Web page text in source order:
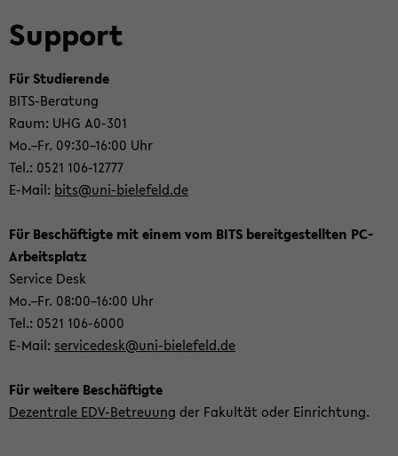
Sup­port
Für Stu­die­ren­de
BITS-​Beratung
Raum: UHG A0-​301
Mo.–Fr. 09:30–16:00 Uhr
Tel.: 0521 106-​12777
E-​Mail: bits@uni-​bielefeld.de
Für Be­schäf­tig­te mit einem vom BITS be­reit­ge­stell­ten PC-​
Arbeitsplatz
Ser­vice Desk
Mo.–Fr. 08:00–16:00 Uhr
Tel.: 0521 106-​6000
E-​Mail: ser­vi­ce­desk@uni-​bielefeld.de
Für wei­te­re Be­schäf­tig­te
De­zen­tra­le EDV-​Betreuung der Fa­kul­tät oder Ein­rich­tung.